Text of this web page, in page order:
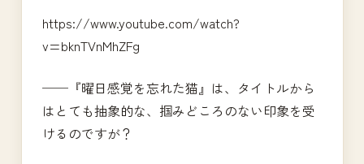
https://www.youtube.com/watch?
v=bknTVnMhZFg
──『曜日感覚を忘れた猫』は、タイトルから
はとても抽象的な、掴みどころのない印象を受
けるのですが？